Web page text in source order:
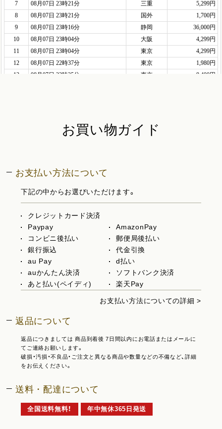
お買い物ガイド
お支払い方法について
下記の中からお選びいただけます。
クレジットカード決済
Paypay
AmazonPay
コンビニ後払い
郵便局後払い
銀行振込
代金引換
au Pay
d払い
auかんたん決済
ソフトバンク決済
あと払い(ペイディ)
楽天Pay
お支払い方法についての詳細 >
返品について
返品につきましては 商品到着後 7日間以内にお電話またはメールに
てご連絡お願いします。
破損・汚損・不良品・ご注文と異なる商品や数量などの不備など、詳細
をお伝えください。
送料・配達について
全国送料無料！ 年中無休365日発送